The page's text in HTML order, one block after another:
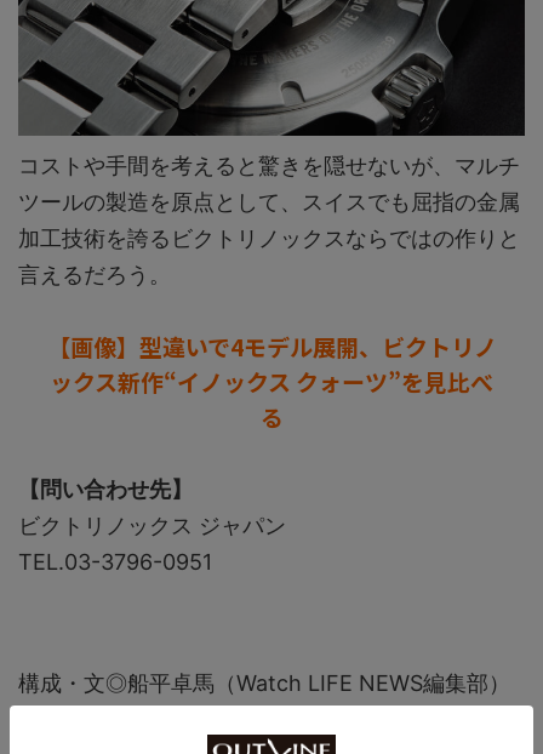
コストや手間を考えると驚きを隠せないが、マルチ
ツールの製造を原点として、スイスでも屈指の金属
加工技術を誇るビクトリノックスならではの作りと
言えるだろう。
【画像】型違いで4モデル展開、ビクトリノ
ックス新作“イノックス クォーツ”を見比べ
る
【問い合わせ先】
ビクトリノックス ジャパン
TEL.03-3796-0951
構成・文◎船平卓馬（Watch LIFE NEWS編集部）
【そのほかのニュースもチェック！】